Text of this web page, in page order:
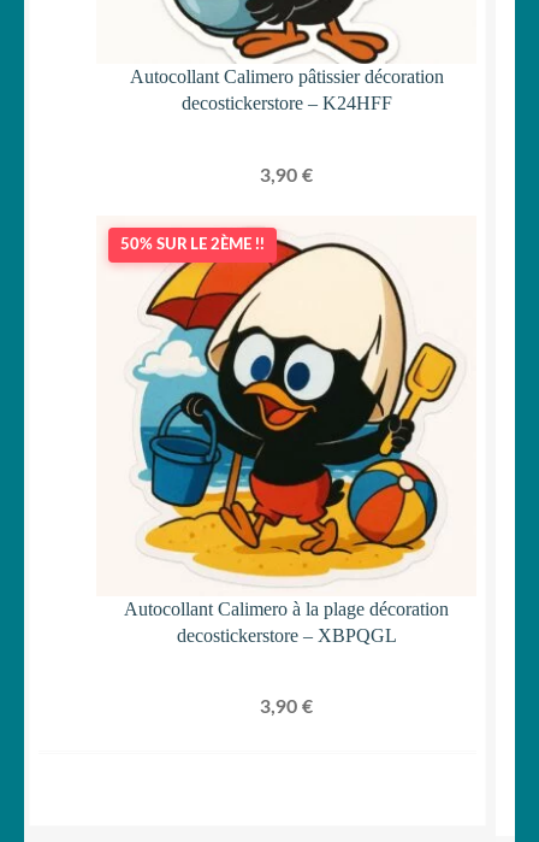
Autocollant Calimero pâtissier décoration
decostickerstore – K24HFF
3,90 €
50% SUR LE 2ÈME !!
Autocollant Calimero à la plage décoration
decostickerstore – XBPQGL
3,90 €